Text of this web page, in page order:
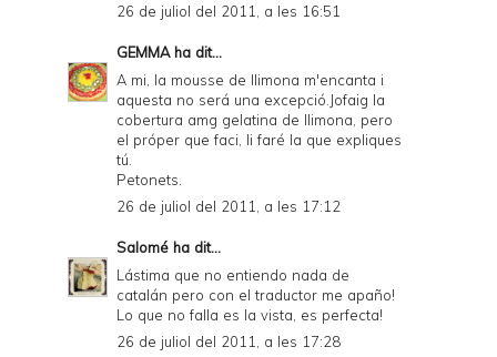
26 de juliol del 2011, a les 16:51
GEMMAha dit...
A mi, la mousse de llimona m'encanta i
aquesta no será una excepció.Jofaig la
cobertura amg gelatina de llimona, pero
el próper que faci, li faré la que expliques
tú.
Petonets.
26 de juliol del 2011, a les 17:12
Salomé ha dit...
Lástima que no entiendo nada de
catalán pero con el traductor me apaño!
Lo que no falla es la vista, es perfecta!
26 de juliol del 2011, a les 17:28